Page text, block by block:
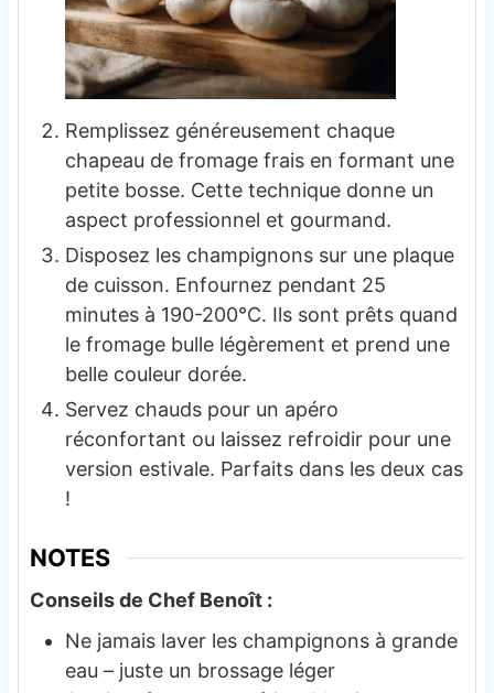
Remplissez généreusement chaque
chapeau de fromage frais en formant une
petite bosse. Cette technique donne un
aspect professionnel et gourmand.
Disposez les champignons sur une plaque
de cuisson. Enfournez pendant 25
minutes à 190-200°C. Ils sont prêts quand
le fromage bulle légèrement et prend une
belle couleur dorée.
Servez chauds pour un apéro
réconfortant ou laissez refroidir pour une
version estivale. Parfaits dans les deux cas
!
NOTES
Conseils de Chef Benoît :
Ne jamais laver les champignons à grande
eau – juste un brossage léger